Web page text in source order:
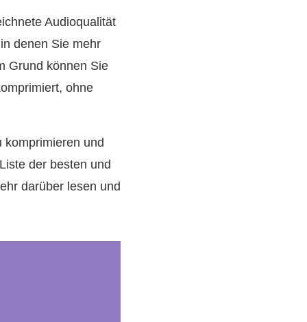
Audioqualität
denen Sie mehr
Grund können Sie
ohne
komprimieren und
der besten und
darüber lesen und